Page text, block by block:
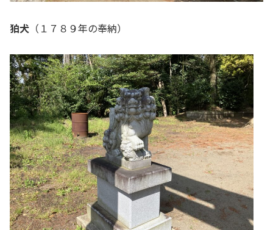
狛犬 （１７８９年の奉納）